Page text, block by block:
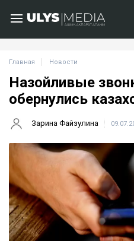
Главная Новости
Назойливые
обернулись
Зарина Файзулина